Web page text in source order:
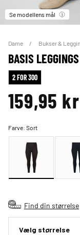
Se modellens mål
Dame Bukser &
BASIS
2 FOR 300
159,95 kr
Farve:Sort
Find din størrelse
Vælg størrelse